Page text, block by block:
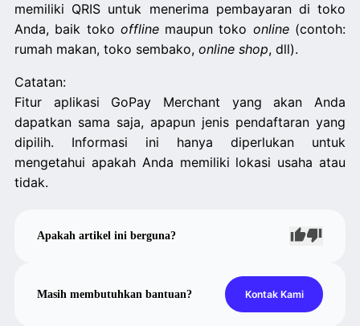
memiliki QRIS untuk menerima pembayaran di toko
Anda, baik toko offline maupun toko online (contoh:
rumah makan, toko sembako, online shop, dll).
Catatan:
Fitur aplikasi GoPay Merchant yang akan Anda
dapatkan sama saja, apapun jenis pendaftaran yang
dipilih. Informasi ini hanya diperlukan untuk
mengetahui apakah Anda memiliki lokasi usaha atau
tidak.
Apakah artikel ini berguna?
Masih membutuhkan bantuan? Kontak Kami